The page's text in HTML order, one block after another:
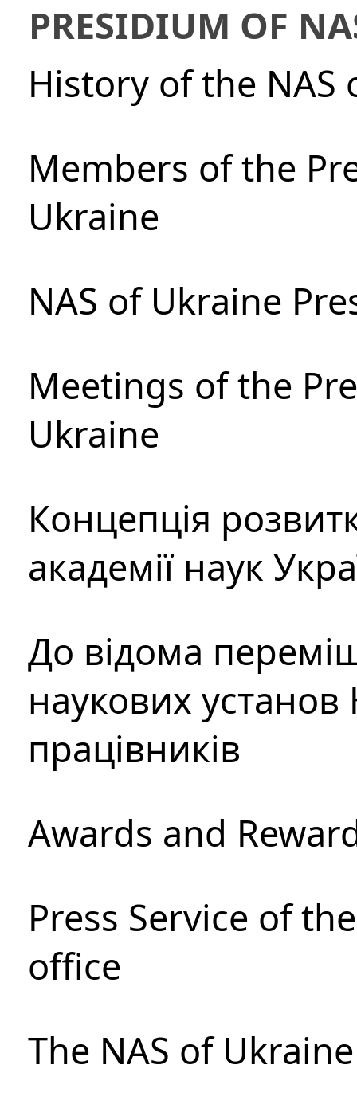
PRESIDIUM OF
History of the NAS
Members of the
Ukraine
NAS of Ukraine
Meetings of the
Ukraine
Концепція
академії наук
До відома
наукових установ
працівників
Awards and
Press Service of
office
The NAS of